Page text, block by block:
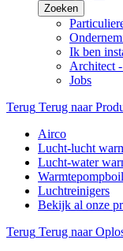
Zoeken
Ik ben
Architect
Jobs
Terug Terug naar
Airco
Lucht-lucht
Lucht-water
Luchtreinigers
Bekijk al onze
Terug Terug naar